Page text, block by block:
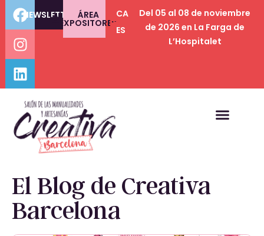
Del 05 al 08 de noviembre
de 2026 en La Farga de
L’Hospitalet
NEWSLETTER ÁREA
EXPOSITORES
CA
ES
El Blog de Creativa
Barcelona